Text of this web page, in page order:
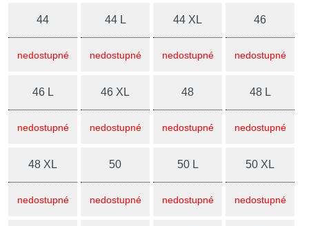
44
nedostupné
44 L
nedostupné
44 XL
nedostupné
46
nedostupné
46 L
nedostupné
46 XL
nedostupné
48
nedostupné
48 L
nedostupné
48 XL
nedostupné
50
nedostupné
50 L
nedostupné
50 XL
nedostupné